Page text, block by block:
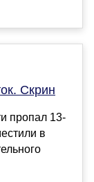
Скрин
пропал 13-
в